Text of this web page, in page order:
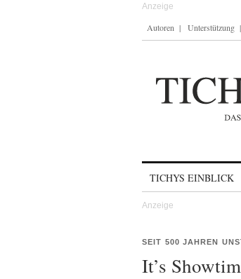
Autoren Unterstützung
TICHYS EINBLICK
SEIT 500 JAHREN
It’s